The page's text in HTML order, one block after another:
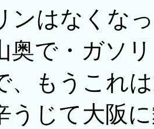
ンはなくな
奥で・ガソ
、もうこれ
うじて大阪